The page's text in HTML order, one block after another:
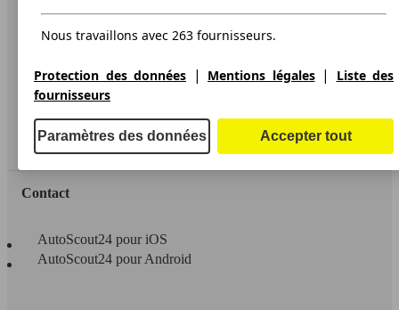
Accessibility Statement
Service
Espace Pro
Contact
AutoScout24 pour iOS
AutoScout24 pour Android
Nous travaillons avec 263 fournisseurs.
Protection des données | Mentions légales|
Liste des
fournisseurs
Paramètres des données Accepter tout